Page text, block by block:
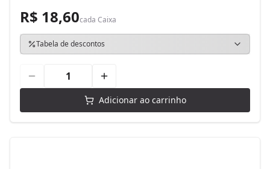
R$ 18,60cada Caixa
Tabela de descontos
Adicionar ao carrinho